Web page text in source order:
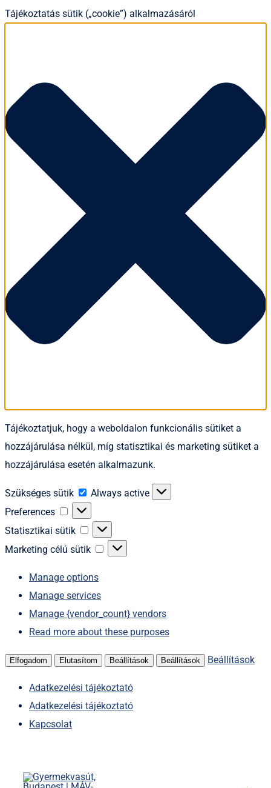
Tájékoztatás sütik („cookie”) alkalmazásáról
Tájékoztatjuk, hogy a weboldalon funkcionális sütiket a
hozzájárulása nélkül, míg statisztikai és marketing sütiket a
hozzájárulása esetén alkalmazunk.
Szükséges sütik
Szükséges
Always active
Preferences
Preferences
Statisztikai sütik
Statisztikai
sütik
Marketing célú sütik
Marketing
Manage options
Manage services
Manage {vendor_count} vendors
Read more about these purposes
Elfogadom Elutasítom Beállítások Beállítások Beállítások
Adatkezelési tájékoztató
Adatkezelési tájékoztató
Kapcsolat